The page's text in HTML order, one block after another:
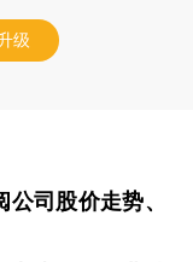
级
公司股价走势、